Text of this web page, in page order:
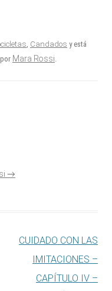
, Candados y está
por Mara Rossi.
→
CUIDADO CON LAS
IMITACIONES –
CAPÍTULO IV –